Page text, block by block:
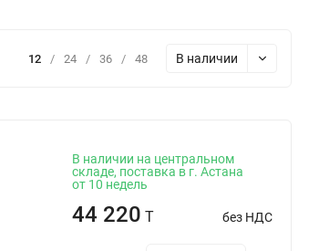
12 / 24 / 36 / 48 В наличии
В наличии на центральном
складе, поставка в г. Астана
от 10 недель
44 220 T без НДС